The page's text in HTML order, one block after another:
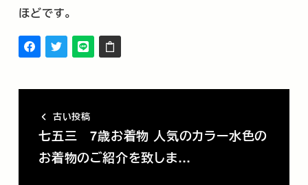
ほどです。
古い投稿
七五三 7歳お着物 人気のカラー水色の
お着物のご紹介を致しま…